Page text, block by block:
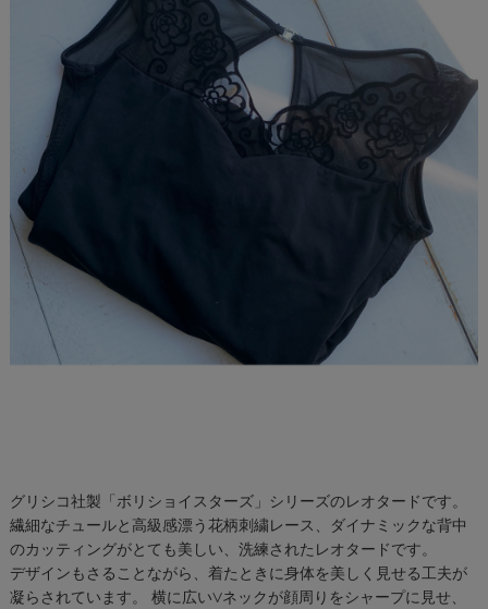
グリシコ社製「ボリショイスターズ」シリーズのレオタードです。
繊細なチュールと高級感漂う花柄刺繍レース、ダイナミックな背中
のカッティングがとても美しい、洗練されたレオタードです。
デザインもさることながら、着たときに身体を美しく見せる工夫が
凝らされています。 横に広いVネックが顔周りをシャープに見せ、